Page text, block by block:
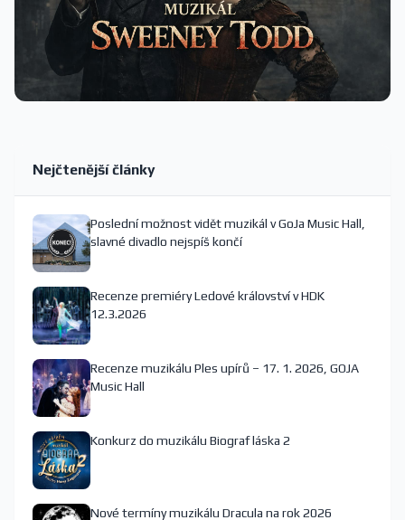
Nejčtenější články
Poslední možnost vidět muzikál v GoJa Music Hall,
slavné divadlo nejspíš končí
Recenze premiéry Ledové království v HDK
12.3.2026
Recenze muzikálu Ples upírů – 17. 1. 2026, GOJA
Music Hall
Konkurz do muzikálu Biograf láska 2
Nové termíny muzikálu Dracula na rok 2026